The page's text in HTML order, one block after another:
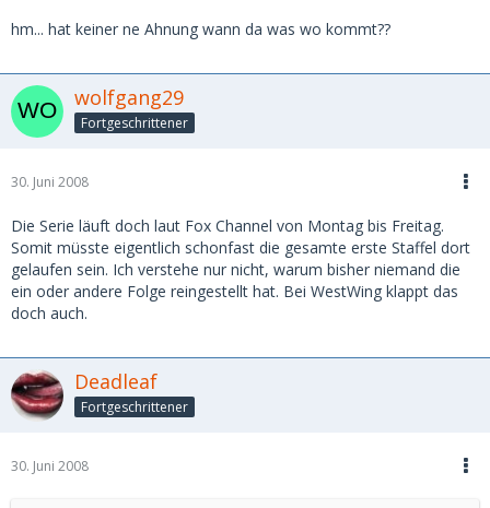
hm... hat keiner ne Ahnung wann da was wo kommt??
wolfgang29
Fortgeschrittener
30. Juni 2008
Die Serie läuft doch laut Fox Channel von Montag bis Freitag.
Somit müsste eigentlich schonfast die gesamte erste Staffel dort
gelaufen sein. Ich verstehe nur nicht, warum bisher niemand die
ein oder andere Folge reingestellt hat. Bei WestWing klappt das
doch auch.
Deadleaf
Fortgeschrittener
30. Juni 2008